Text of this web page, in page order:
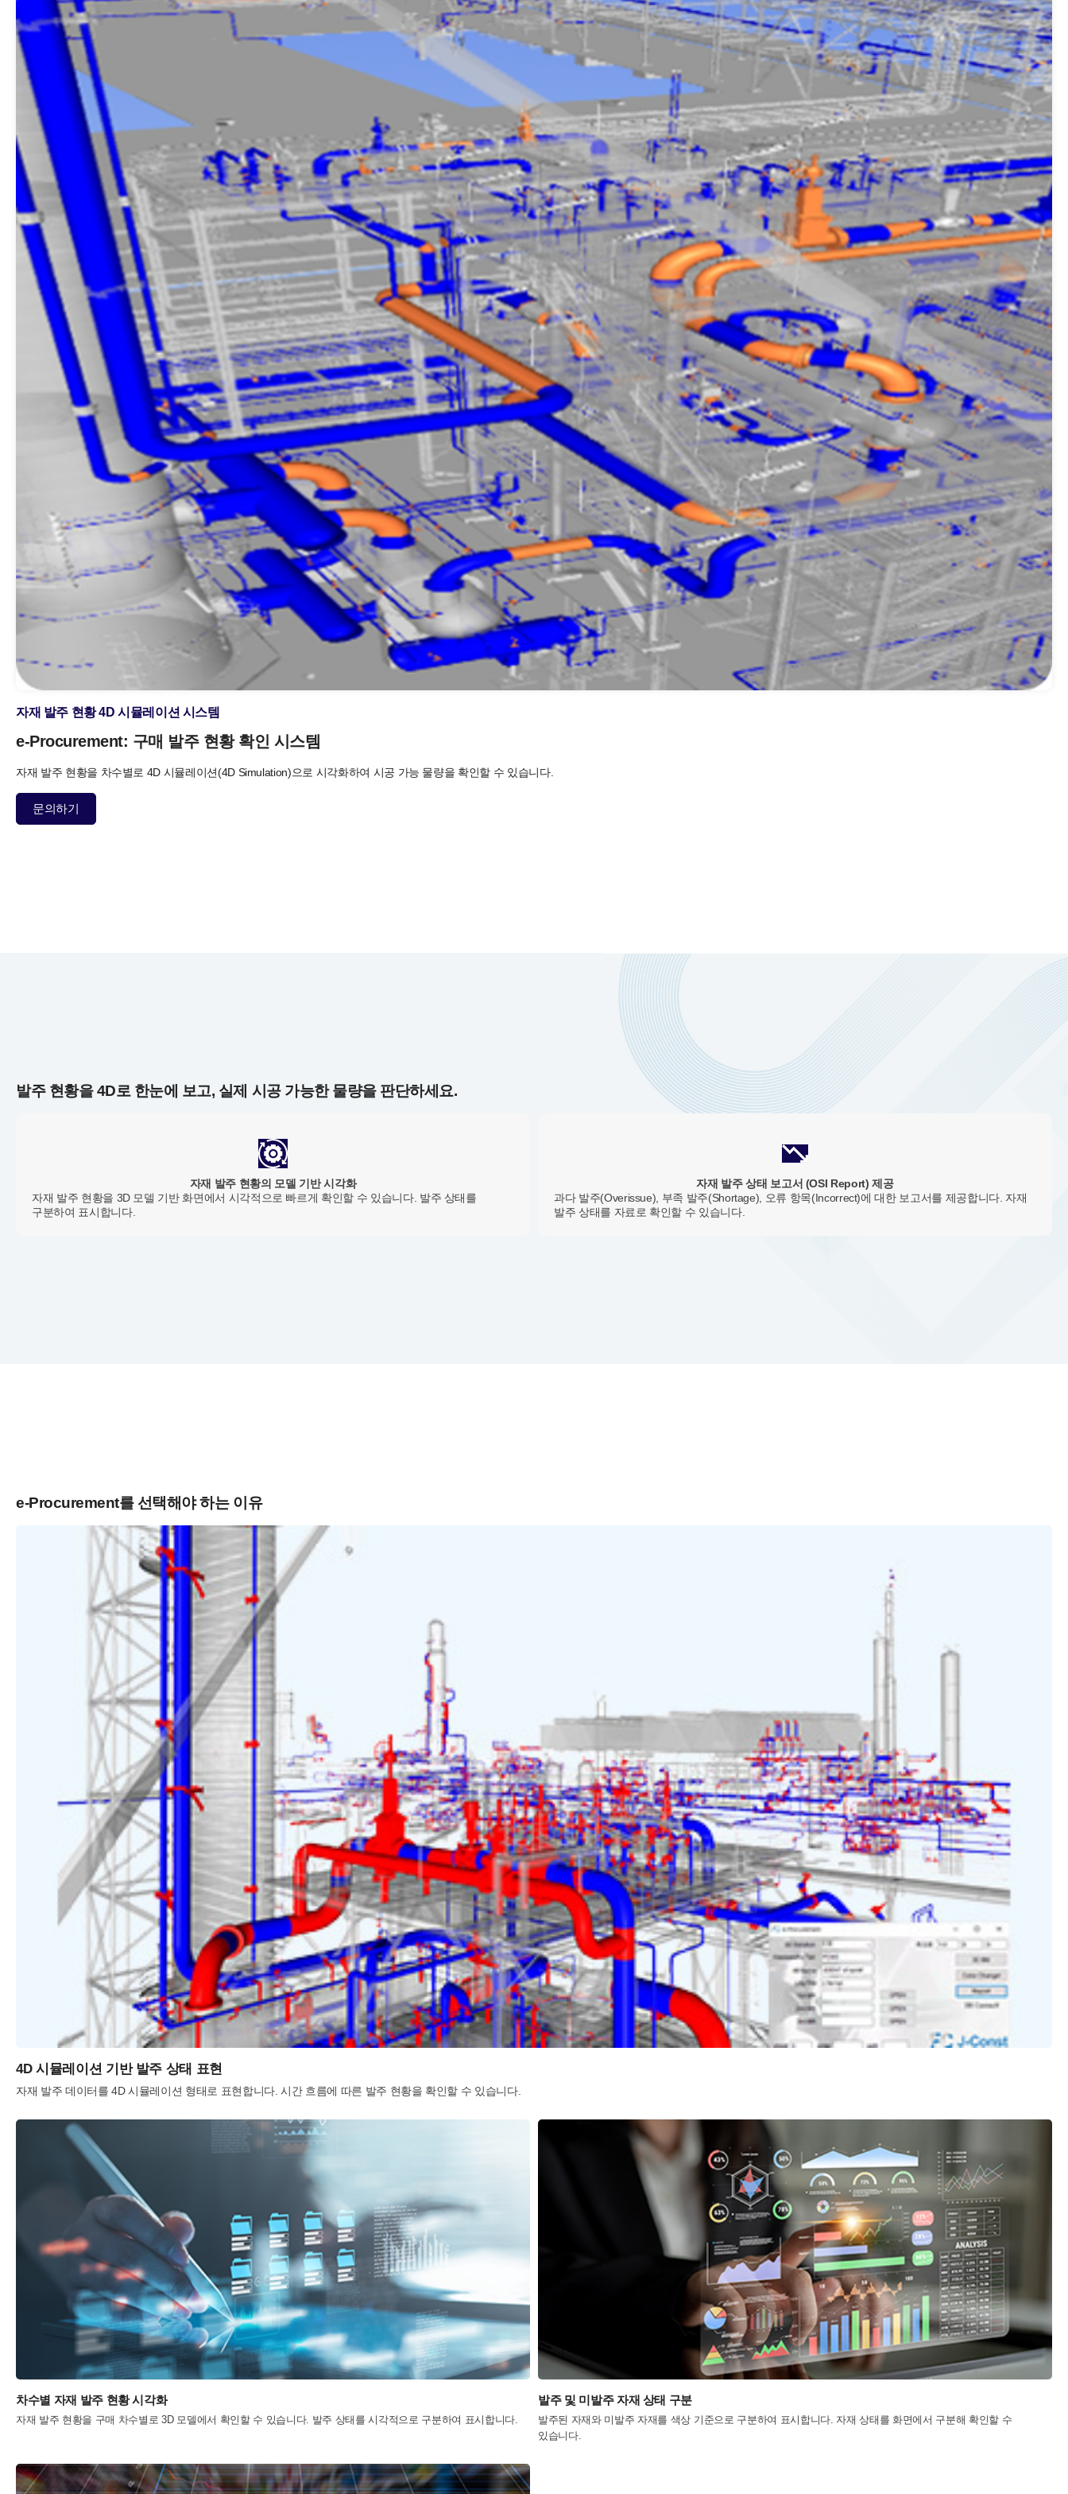
자재 발주 현황 4D 시뮬레이션 시스템
e-Procurement: 구매 발주 현황 확인 시스템
자재 발주 현황을 차수별로 4D 시뮬레이션(4D Simulation)으로 시각화하여 시공 가능 물량을 확인할 수 있습니다.
문의하기
발주 현황을 4D로 한눈에 보고, 실제 시공 가능한 물량을 판단하세요.
자재 발주 현황의 모델 기반 시각화
자재 발주 현황을 3D 모델 기반 화면에서 시각적으로 빠르게 확인할 수 있습니다. 발주 상태를
구분하여 표시합니다.
자재 발주 상태 보고서 (OSI Report) 제공
과다 발주(Overissue), 부족 발주(Shortage), 오류 항목(Incorrect)에 대한 보고서를 제공합니다. 자재
발주 상태를 자료로 확인할 수 있습니다.
e-Procurement를 선택해야 하는 이유
4D 시뮬레이션 기반 발주 상태 표현
자재 발주 데이터를 4D 시뮬레이션 형태로 표현합니다. 시간 흐름에 따른 발주 현황을 확인할 수 있습니다.
차수별 자재 발주 현황 시각화
자재 발주 현황을 구매 차수별로 3D 모델에서 확인할 수 있습니다. 발주 상태를 시각적으로 구분하여 표시합니다.
발주 및 미발주 자재 상태 구분
발주된 자재와 미발주 자재를 색상 기준으로 구분하여 표시합니다. 자재 상태를 화면에서 구분해 확인할 수
있습니다.